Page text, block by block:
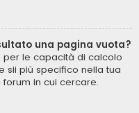
una pagina vuota?
per le capacità di calcolo
sii più specifico nella tua
in cui cercare.